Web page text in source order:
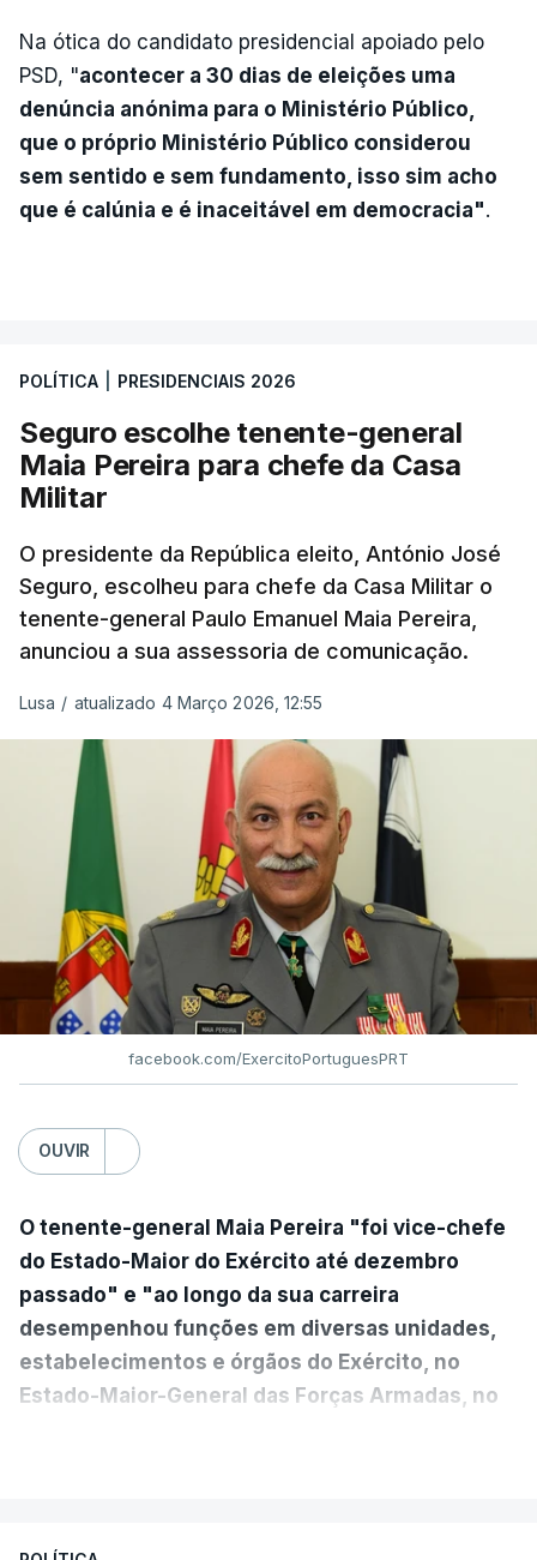
Na ótica do candidato presidencial apoiado pelo
PSD, "acontecer a 30 dias de eleições uma
denúncia anónima para o Ministério Público,
que o próprio Ministério Público considerou
sem sentido e sem fundamento, isso sim acho
que é calúnia e é inaceitável em democracia".
POLÍTICA PRESIDENCIAIS 2026
Seguro escolhe tenente-general
Maia Pereira para chefe da Casa
Militar
O presidente da República eleito, António José
Seguro, escolheu para chefe da Casa Militar o
tenente-general Paulo Emanuel Maia Pereira,
anunciou a sua assessoria de comunicação.
Lusa / atualizado 4 Março 2026, 12:55
facebook.com/ExercitoPortuguesPRT
OUVIR
O tenente-general Maia Pereira "foi vice-chefe
do Estado-Maior do Exército até dezembro
passado" e "ao longo da sua carreira
desempenhou funções em diversas unidades,
estabelecimentos e órgãos do Exército, no
Estado-Maior-General das Forças Armadas, no
Da sua experiência no terreno, é destacada a